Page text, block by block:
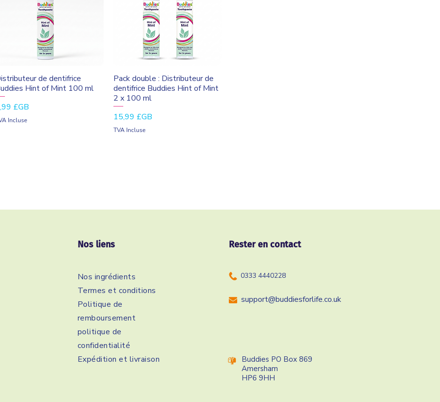
Aperçu rapide
de dentifrice
Hint of Mint 100 ml
£GB
Incluse
Aperçu rapide
Pack double : Distributeur de
dentifrice Buddies Hint of Mint
2 x 100 ml
Prix
15,99 £GB
TVA Incluse
Nos liens
Nos ingrédients
Termes et conditions
Politique de
remboursement
politique de
confidentialité
Expédition et livraison
Rester en contact
0333 4440228
support@buddiesforlife.co.uk
Buddies PO Box 869
Amersham
HP6 9HH